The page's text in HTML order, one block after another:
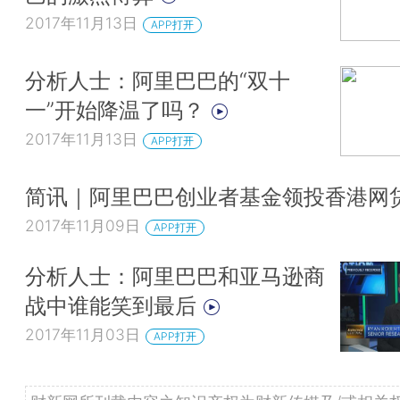
2017年11月13日 APP打开
分析人士：阿里巴巴的“双十
一”开始降温了吗？
2017年11月13日 APP打开
简讯｜阿里巴巴创业者基金领投香港网
2017年11月09日 APP打开
分析人士：阿里巴巴和亚马逊商
战中谁能笑到最后
2017年11月03日 APP打开